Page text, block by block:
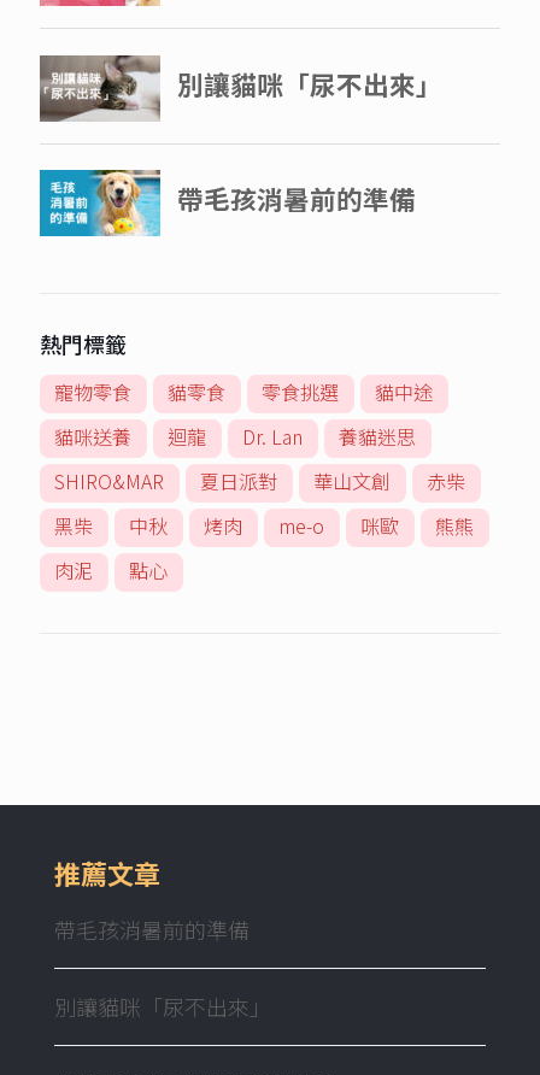
熱門標籤
寵物零食 貓零食 零食挑選
貓中途
貓咪送養
迴龍 Dr. Lan
養貓迷思
SHIRO&MAR
夏日派對 華山文創
赤柴
黑柴
中秋 烤肉 me-o 咪歐
熊熊
肉泥
點心
推薦文章
帶毛孩消暑前的準備
別讓貓咪「尿不出來」